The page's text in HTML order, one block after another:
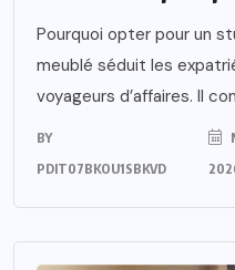
Pourquoi opter pour un
meublé séduit les
voyageurs d’affaires. Il
BY
PDIT07BKOU1SBKVD